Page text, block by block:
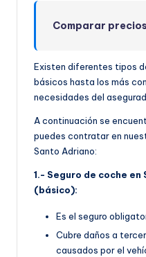
Comparar
Existen diferentes tipos
básicos hasta los más
necesidades del
A continuación se
puedes contratar en
Santo Adriano:
1.- Seguro de coche
(básico):
Es el seguro
Cubre daños a
causados por el